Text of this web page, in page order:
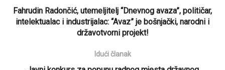
Fahrudin Radončić, utemeljitelj “Dnevnog avaza”, političar,
intelektualac i industrijalac: “Avaz” je bošnjački, narodni i
državotvorni projekt!
Idući članak